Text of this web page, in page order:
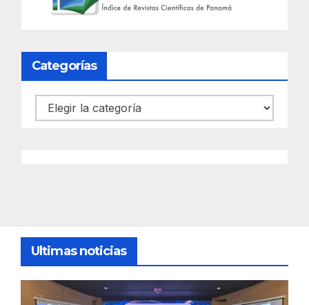
Categorías
Categorías
Ultimas noticias